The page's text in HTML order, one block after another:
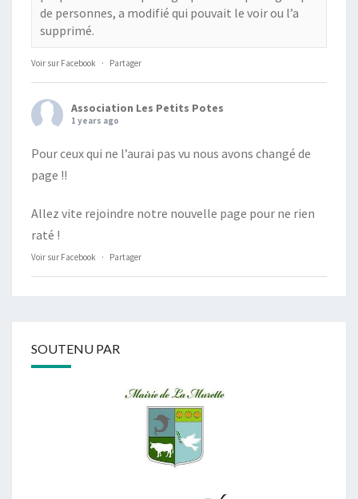
de personnes, a modifié qui pouvait le voir ou l’a
supprimé.
Voir sur Facebook · Partager
Association Les Petits Potes
1 years ago
Pour ceux qui ne l’aurai pas vu nous avons changé de
page !!
Allez vite rejoindre notre nouvelle page pour ne rien
raté !
Voir sur Facebook · Partager
SOUTENU PAR